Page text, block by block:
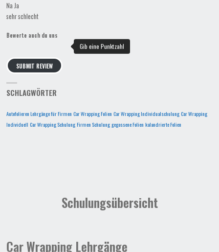
Na Ja
sehr schlecht
Bewerte auch du uns
SUBMIT REVIEW
SCHLAGWÖRTER
Autofolieren Lehrgänge für Firmen Car Wrapping Folien Car Wrapping Individualschulung Car Wrapping
Individuell Car Wrapping Schulung Firmen Schulung gegossene Folien kalandrierte Folien
Schulungsübersicht
Car Wrapping Lehrgänge